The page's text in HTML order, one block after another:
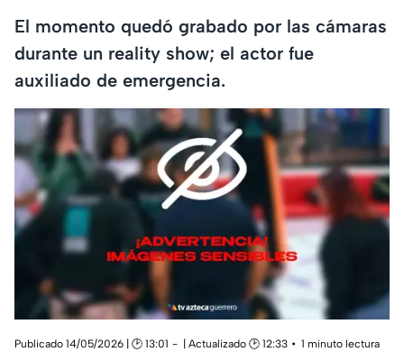
El momento quedó grabado por las cámaras
durante un reality show; el actor fue
auxiliado de emergencia.
Publicado 14/05/2026 | 🕑 13:01 | Actualizado 🕑 12:33
1 minuto lectura